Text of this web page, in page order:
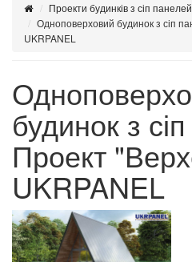
Проекти будинків з сіп
Одноповерховий будинок з сіп
UKRPANEL
будинок з
Проект
UKRPANEL